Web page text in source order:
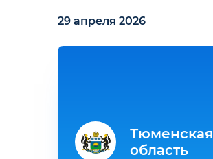
29 апреля 2026
Тюменская
область